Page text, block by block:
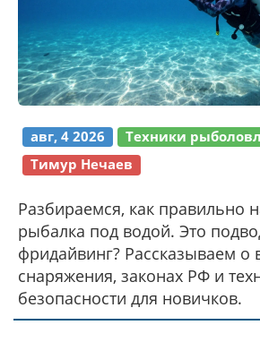
авг, 4 2026
Техники
Тимур Нечаев
Разбираемся, как правильно
рыбалка под водой. Это
фридайвинг? Рассказываем о
снаряжения, законах РФ и
безопасности для новичков.